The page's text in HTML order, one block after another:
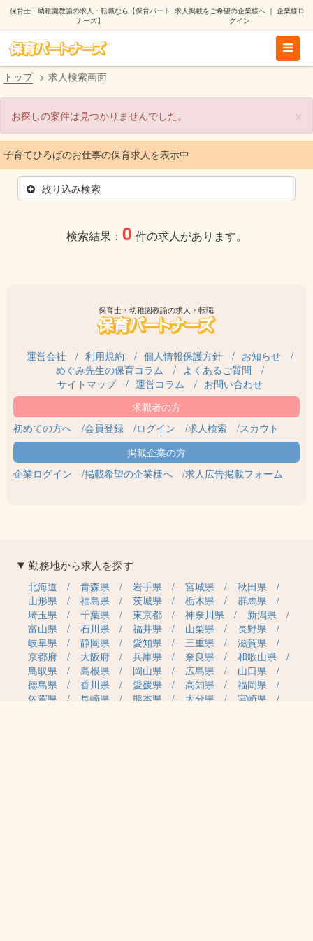
保育士・幼稚園教諭の求人・転職なら【保育パート
ナーズ】
求人掲載をご希望の企業様へ｜ 企業様ロ
グイン
トップ 求人検索画面
×
お探しの案件は見つかりませんでした。
子育てひろばのお仕事の保育求人を表示中
絞り込み検索
検索結果： 0 件の求人があります。
保育士・幼稚園教諭の求人・転職
運営会社 利用規約 個人情報保護方針
お知らせ
めぐみ先生の保育コラム
よくあるご質問
サイトマップ
運営コラム お問い合わせ
初めての方へ 会員登録 ログイン 求人検索 スカウト
企業ログイン 掲載希望の企業様へ 求人広告掲載フォーム
勤務地から求人を探す
北海道 青森県 岩手県 宮城県
秋田県
山形県
福島県 茨城県 栃木県
群馬県
埼玉県
千葉県 東京都 神奈川県
新潟県
富山県
石川県 福井県 山梨県
長野県
岐阜県
静岡県 愛知県 三重県
滋賀県
京都府
大阪府 兵庫県 奈良県
和歌山県
鳥取県
島根県 岡山県 広島県
山口県
徳島県
香川県 愛媛県 高知県
福岡県
佐賀県
長崎県 熊本県 大分県
宮崎県